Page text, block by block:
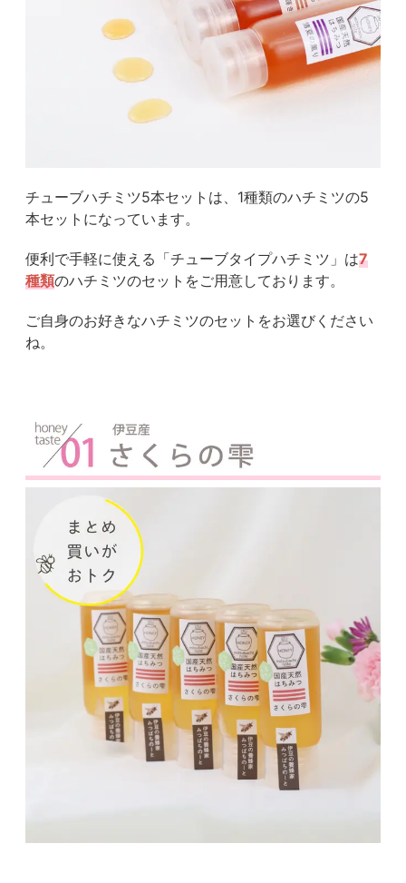
チューブハチミツ5本セットは、1種類のハチミツの5
本セットになっています。
便利で手軽に使える「チューブタイプハチミツ」は7
種類のハチミツのセットをご用意しております。
ご自身のお好きなハチミツのセットをお選びください
ね。